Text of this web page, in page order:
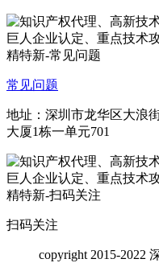
常见问题
地址：深圳市龙华区大浪
大厦1栋一单元701
扫码关注
copyright 2015-2022